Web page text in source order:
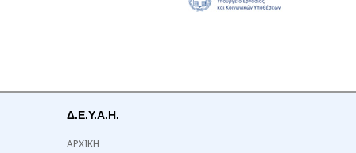
Δ.Ε.Υ.Α.Η.
ΑΡΧΙΚΗ